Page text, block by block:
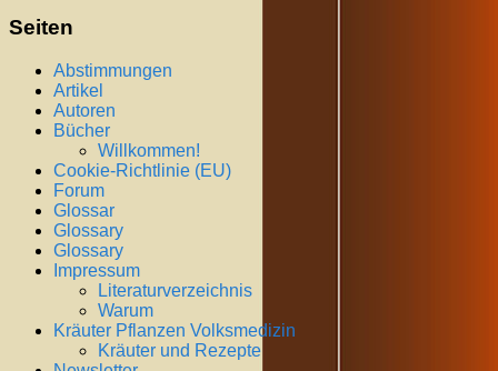
Seiten
Abstimmungen
Artikel
Autoren
Bücher
Willkommen!
Cookie-Richtlinie (EU)
Forum
Glossar
Glossary
Glossary
Impressum
Literaturverzeichnis
Warum
Kräuter Pflanzen Volksmedizin
Kräuter und Rezepte